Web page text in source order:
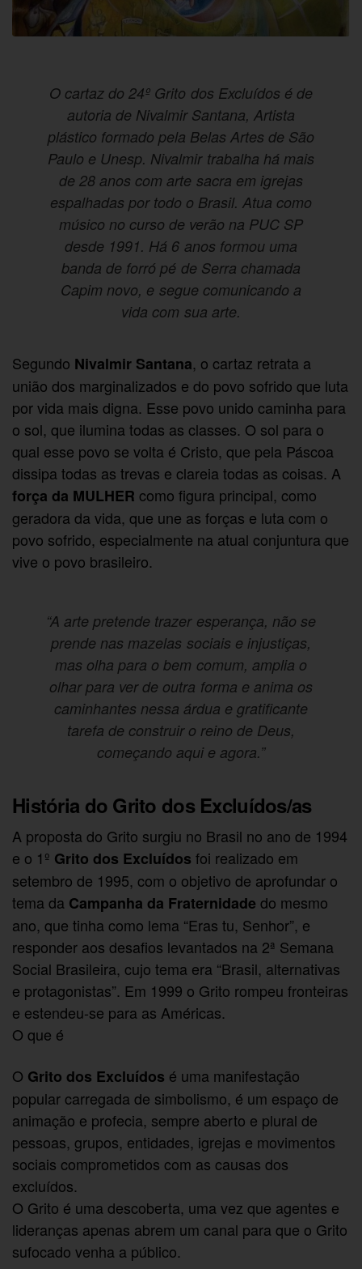
O cartaz do 24º Grito dos Excluídos é de
autoria de Nivalmir Santana, Artista
plástico formado pela Belas Artes de São
Paulo e Unesp. Nivalmir trabalha há mais
de 28 anos com arte sacra em igrejas
espalhadas por todo o Brasil. Atua como
músico no curso de verão na PUC SP
desde 1991. Há 6 anos formou uma
banda de forró pé de Serra chamada
Capim novo, e segue comunicando a
vida com sua arte.
Segundo Nivalmir Santana, o cartaz retrata a
união dos marginalizados e do povo sofrido que luta
por vida mais digna. Esse povo unido caminha para
o sol, que ilumina todas as classes. O sol para o
qual esse povo se volta é Cristo, que pela Páscoa
dissipa todas as trevas e clareia todas as coisas. A
força da MULHER como figura principal, como
geradora da vida, que une as forças e luta com o
povo sofrido, especialmente na atual conjuntura que
vive o povo brasileiro.
“A arte pretende trazer esperança, não se
prende nas mazelas sociais e injustiças,
mas olha para o bem comum, amplia o
olhar para ver de outra forma e anima os
caminhantes nessa árdua e gratificante
tarefa de construir o reino de Deus,
começando aqui e agora.”
História do Grito dos Excluídos/as
A proposta do Grito surgiu no Brasil no ano de 1994
e o 1º Grito dos Excluídos foi realizado em
setembro de 1995, com o objetivo de aprofundar o
tema da Campanha da Fraternidade do mesmo
ano, que tinha como lema “Eras tu, Senhor”, e
responder aos desafios levantados na 2ª Semana
Social Brasileira, cujo tema era “Brasil, alternativas
e protagonistas”. Em 1999 o Grito rompeu fronteiras
e estendeu-se para as Américas.
O que é
O Grito dos Excluídos é uma manifestação
popular carregada de simbolismo, é um espaço de
animação e profecia, sempre aberto e plural de
pessoas, grupos, entidades, igrejas e movimentos
sociais comprometidos com as causas dos
excluídos.
O Grito é uma descoberta, uma vez que agentes e
lideranças apenas abrem um canal para que o Grito
sufocado venha a público.